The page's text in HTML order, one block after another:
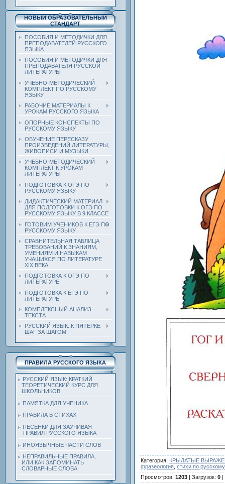
НОВЫЙ ОБРАЗОВАТЕЛЬНЫЙ
СТАНДАРТ
ПОСОБИЯ И МЕТОДИЧКИ ДЛЯ
ПРЕПОДАВАТЕЛЕЙ РУССКОГО
ЯЗЫКА
ПОСОБИЯ И МЕТОДИЧКИ ДЛЯ
ПРЕПОДАВАТЕЛЯ РУССКОЙ
ЛИТЕРАТУРЫ
УЧЕБНО-МЕТОДИЧЕСКИЙ
КОМПЛЕКТ ПО РУССКОМУ
ЯЗЫКУ
РАБОЧИЕ МАТЕРИАЛЫ К
УРОКАМ РУССКОГО ЯЗЫКА
ОПОРНЫЕ КОНСПЕКТЫ ПО
РУССКОМУ ЯЗЫКУ
ОБУЧЕНИЕ ПЕРЕСКАЗУ
ПРОИЗВЕДЕНИЙ ЛИТЕРАТУРЫ,
ЖИВОПИСИ И МУЗЫКИ
УЧЕБНО-МЕТОДИЧЕСКИЙ
КОМПЛЕКТ К УРОКАМ
ЛИТЕРАТУРЫ
ПОДГОТОВКА К ОГЭ ПО
РУССКОМУ ЯЗЫКУ
ДИДАКТИЧЕСКИЙ МАТЕРИАЛ
ДЛЯ ПОДГОТОВКИ К ОГЭ ПО
РУССКОМУ ЯЗЫКУ В 9 КЛАССЕ
ГОТОВИМ УЧЕНИКОВ К ЕГЭ ПО
РУССКОМУ ЯЗЫКУ
СРАВНИТЕЛЬНАЯ ТАБЛИЦА
ТРЕБОВАНИЙ К ЗНАНИЯМ,
УМЕНИЯМ И НАВЫКАМ
УЧАЩИХСЯ ПО ЛИТЕРАТУРЕ
ХIХ ВЕКА
ПОДГОТОВКА К ОГЭ ПО
ЛИТЕРАТУРЕ
ПОДГОТОВКА К ЕГЭ ПО
ЛИТЕРАТУРЕ
КОМПЛЕКСНЫЙ АНАЛИЗ
ТЕКСТА
РУССКИЙ ЯЗЫК. К ПЯТЕРКЕ
ШАГ ЗА ШАГОМ
ПРАВИЛА РУССКОГО ЯЗЫКА
РУССКИЙ ЯЗЫК: КРАТКИЙ
ТЕОРЕТИЧЕСКИЙ КУРС ДЛЯ
ШКОЛЬНИКОВ
ПАМЯТКА ДЛЯ УЧЕНИКА
ПРАВИЛА В СТИХАХ
ПЕСЕНКИ ДЛЯ ЗАУЧИВАЯ
ПРАВИЛ РУССКОГО ЯЗЫКА
ИНОЯЗЫЧНЫЕ ЧАСТИ СЛОВ
НЕПРАВИЛЬНЫЕ ПРАВИЛА,
ИЛИ КАК ЗАПОМИНАТЬ
СЛОВАРНЫЕ СЛОВА
Категория: КРЫЛАТЫЕ
фразеология стихи по
Просмотров: 1203 | Загрузок: 0 |